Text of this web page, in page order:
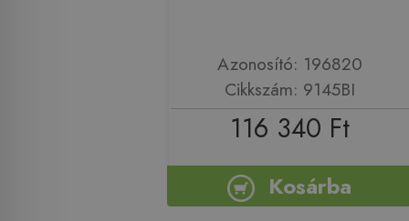
Azonosító: 196820
Cikkszám: 9145BI
116 340 Ft
Kosárba